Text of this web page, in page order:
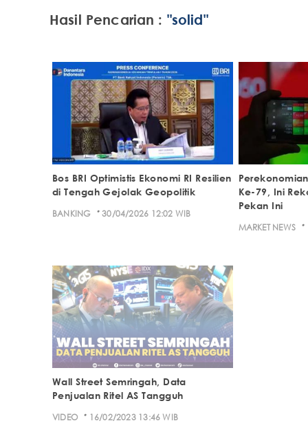
Hasil Pencarian : "solid"
Bos BRI Optimistis Ekonomi RI Resilien
di Tengah Gejolak Geopolitik
BANKING · 30/04/2026 12:02 WIB
Ke-79, Ini
Pekan Ini
MARKET NEWS ·
Wall Street Semringah, Data
Penjualan Ritel AS Tangguh
VIDEO · 16/02/2023 13:46 WIB